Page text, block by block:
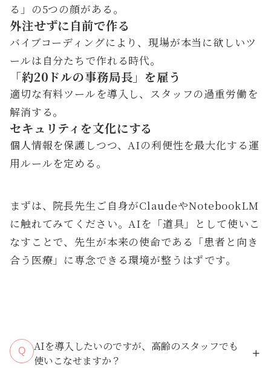
る」の5つの顔がある。
外注せずに自前で作る
バイブコーディングにより、現場が本当に欲しいツ
ールは自分たちで作れる時代。
「約20ドルの事務局長」を雇う
適切な有料ツールを導入し、スタッフの過重労働を
解消する。
セキュリティを文化にする
個人情報を保護しつつ、AIの利便性を最大化する運
用ルールを定める。
まずは、院長先生ご自身がClaudeやNotebookLM
に触れてみてください。AIを「道具」として使いこ
なすことで、先生が本来の使命である「患者と向き
合う医療」に専念できる環境が整うはずです。
Q
AIを導入したいのですが、高齢のスタッフでも
使いこなせますか？